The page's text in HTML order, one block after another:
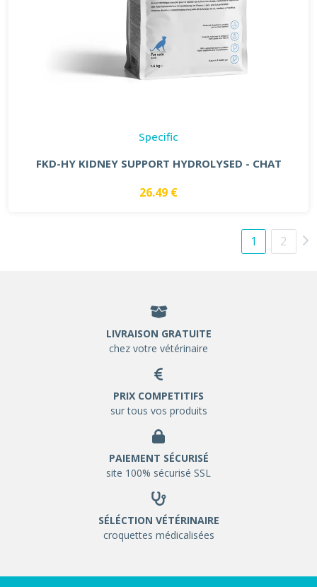
Specific
FKD-HY KIDNEY SUPPORT HYDROLYSED - CHAT
26.49 €
1 2
LIVRAISON GRATUITE
chez votre vétérinaire
PRIX COMPETITIFS
sur tous vos produits
PAIEMENT SÉCURISÉ
site 100% sécurisé SSL
SÉLÉCTION VÉTÉRINAIRE
croquettes médicalisées